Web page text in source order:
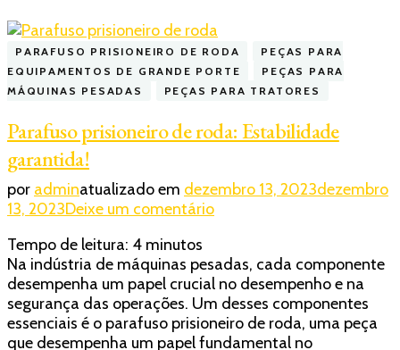
PARAFUSO PRISIONEIRO DE RODA
PEÇAS PARA
EQUIPAMENTOS DE GRANDE PORTE
PEÇAS PARA
MÁQUINAS PESADAS
PEÇAS PARA TRATORES
Parafuso prisioneiro de roda: Estabilidade
garantida!
por adminatualizado em dezembro 13, 2023dezembro
13, 2023Deixe um comentárioem
de
roda:
Estabilidade
garantida!
Tempo de leitura: 4 minutos
Na indústria de máquinas pesadas, cada componente
desempenha um papel crucial no desempenho e na
segurança das operações. Um desses componentes
essenciais é o parafuso prisioneiro de roda, uma peça
que desempenha um papel fundamental no